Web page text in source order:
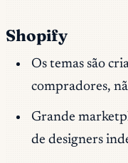
Shopify
Os temas são
compradores,
Grande
de designers